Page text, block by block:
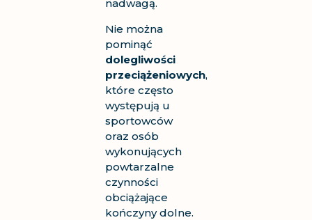
nadwagą.
Nie można
pominąć
dolegliwości
przeciążeniowych,
które często
występują u
sportowców
oraz osób
wykonujących
powtarzalne
czynności
obciążające
kończyny dolne.